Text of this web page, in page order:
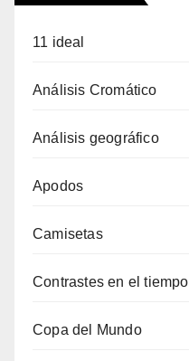
11 ideal
Análisis Cromático
Análisis geográfico
Apodos
Camisetas
Contrastes en el tiempo
Copa del Mundo